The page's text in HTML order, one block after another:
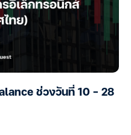
ช่วงวันที่ 10 – 28